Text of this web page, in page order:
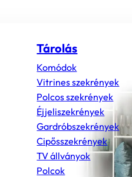
Tárolás
Komódok
Vitrines szekrények
Polcos szekrények
Éjjeliszekrények
Gardróbszekrények
Cipősszekrények
TV állványok
Polcok